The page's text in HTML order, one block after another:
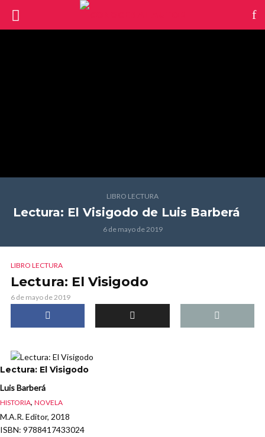
LIBRO LECTURA
Lectura: El Visigodo de Luis Barberá
6 de mayo de 2019
LIBRO LECTURA
Lectura: El Visigodo
6 de mayo de 2019
Lectura: El Visigodo
Luis Barberá
HISTORIA, NOVELA
M.A.R. Editor, 2018
ISBN: 9788417433024